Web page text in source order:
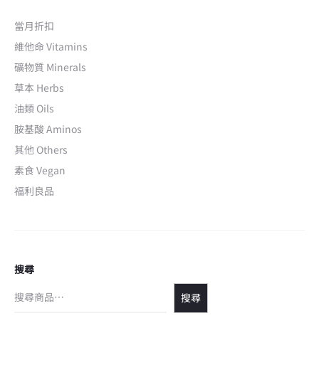
當月折扣
維他命 Vitamins
礦物質 Minerals
草本 Herbs
油類 Oils
胺基酸 Aminos
其他 Others
素食 Vegan
福利良品
搜尋
搜尋